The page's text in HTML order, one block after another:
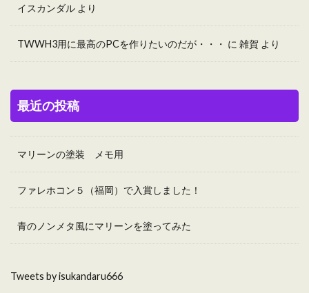
イスカンダル より
TWWH3用に最高のPCを作りたいのだが・・・ に 雑賀 より
最近の投稿
マリーンの塗装 メモ用
ファレホコン５（福岡）で入賞しました！
青のノンメタ風にマリーンを塗ってみた
Tweets by isukandaru666